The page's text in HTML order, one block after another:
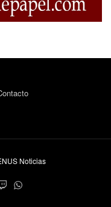
Noticias